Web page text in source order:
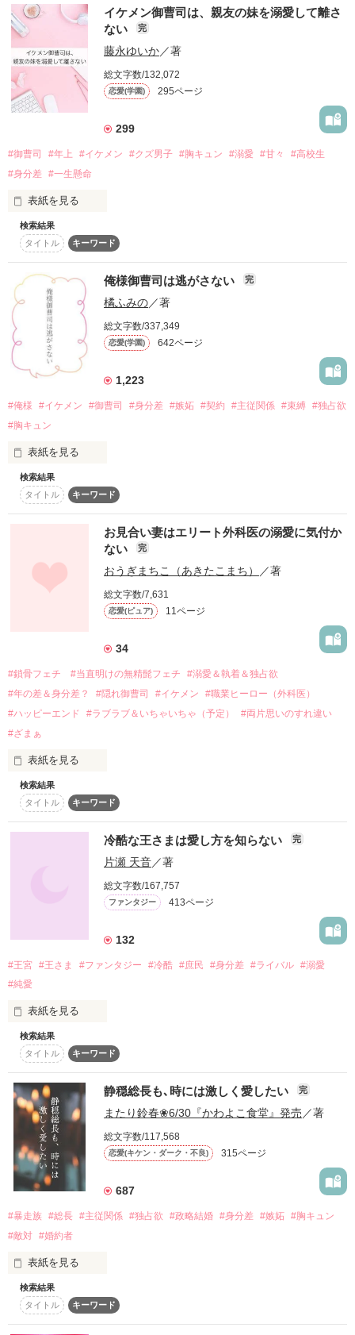
それとも、愛──？
「藍くん……っ、私を壊して……」
「……あー、もう無理」
糖度高めな溺愛ラブ ➳♡
:
＊
⋆⸜ 2024年07月25日　書籍化 ⸝‍⋆
いつも有難うございます！
すべてを呑み込むほどの暗く深い闇色に包まれた瞳から目を逸
らせない。
「───だから早く、おれに溺れろ」
その言葉に心が揺れ動かされた時。
何も映していないようで本当は誰よりも
純粋なその漆黒に
執筆終了𓆸12月13日
(続編も公開中です♡)
素敵なレビューありがとうございます！
夜月夜冷 さま
花芽みのり さま
青葉 さま
どうやら、私の思い違いだったみたいです
♡ ••┈┈┈┈┈┈┈┈•• ♡
春風 翠 -Sui Harukaze-
×
インテリジェンスな聡明総長
蘭 紫呉 -Sigure Araragi-
♡ ••┈┈┈┈┈┈┈┈•• ♡
｢約束を破ったら…？そうですねぇ…
一生俺以外見れないように、
たっぷり可愛がってあげましょう｣
言葉遣いは丁寧なのに、言うことがまるで普通じゃなくて
｢あぁ…あの忌々しい組ならとうに潰しておきましたから、ご
翠の周りにいる不穏分子は、
頭がとっても頭が良さそうに見えて
実は暴走族の総長なんてやってる
｢…っ、いくらなんでも、可愛いがすぎますよ。
なのに、絶え間なく何度も｢可愛い｣って言ってきたりするのは
｢“ココ”にいる意味…ですか。
翠はそれを知ってどうするつもりです？
…俺から離れていくつもりだったら、尚のこと離さない。
この身を捨てでも、あなたを守ると誓ったんですから｣
誰か、私を引き止めてください
もう引き返せないところまで来ちゃっているのなら……
火事で突然家を失い、親とは連絡取れず
行く宛をなくした私を拾ったのは
ピンク髪のイケメンだった。
彼は疎遠になっていた年下の幼なじみ。
弟みたいにかわいがっていたけれど…？
「一日一回必ずキスして」
同居の条件は毎日キス！？
そんなこと言う子じゃなかったのに…！
୨୧┈┈┈┈┈┈┈┈┈┈┈┈┈┈┈┈୨୧
何事にも前向きな元お嬢様
千歳 綴(ﾁﾄｾ ﾂﾂﾞﾘ)
×
イジワルな学園トップクラスの御曹司
玖央 綺世(ｸｵｳ ｱﾔｾ)
୨୧┈┈┈┈┈┈┈┈┈┈┈┈┈┈┈┈୨୧
「つづ、俺も男だよ？」
「他の男なんか見るなよ」
「つづは俺だけのものだから」
再会した年下幼なじみとの
甘くて刺激的な主従逆転同居ラブ♡
表紙公開:2024/8/18
執筆:2024/8/19〜9/24
作品を読む
イケメン御曹司は、親友の妹を溺愛して離さ
ない
完
藤永ゆいか／著
総文字数/132,072
恋愛(学園) 295ページ
299
#御曹司 #年上 #イケメン #クズ男子 #胸キュン #溺愛 #甘々
#高校生
#身分差
#一生懸命
表紙を見る
「妹に変な虫がつかないように
虫除けになって欲しい」
始まりは、過保護な兄のこの一言。
兄の親友で、プレイボーイとして有名な
イケメン御曹司が
失恋したばかりの高校生
西森 依茉
年上のクズな御曹司
一堂 慧
わたしたちは１ヶ月限定の
偽の関係。
そのうえ、相手は女なら来る者拒まずの
本気になったらダメなのに。
「依茉、めちゃくちゃ可愛い」
たまにイジワルだけど
一堂くんは、とびきり甘くて優しくて。
「好きだよ」
「依茉の彼氏は、俺だろ？
他の奴のことなんか考えんなよ」
いつも、わたしを惑わせる。
「ねぇ、依茉。
早く俺のこと好きになって」
2024.01.06 開始
2024.03.16 完結
検索結果
タイトル
キーワード
俺様御曹司は逃がさない 完
橘ふみの／著
総文字数/337,349
恋愛(学園) 642ページ
1,223
#俺様 #イケメン #御曹司 #身分差 #嫉妬 #契約 #主従関係 #束縛
#独占欲
#胸キュン
表紙を見る
貧乏人のヒロインがある日
『九条財閥』の会長と出会って人生が一変する──！？
『家が貧乏でちょっと残念系美女な強気女子』が
『超お金持ちでクズな俺様イケメン御曹司』と
ガミガミ言い合いながら、いがみ合って
助けられたり、助けたりして
振り回され拗らせながらも時には甘くラブラブ(？)な二人の
とにかくドタバタ系ラブコメディ！
ごくごく平凡な生活……いや、平凡以下な生活を送っていた。
不満が無いと言えば嘘にはなるけど
そこそこ幸せに暮らしていた……はずなのに！！
あいつのせいでハチャメチャで非日常的な生活を送るはめに。
天下の天馬学園で『マスター』✕『サーバント』関係！？
いや、こんな生活は一切望んでないんですけど！？
「お前、俺から逃げられるとでも思ってんの？」
「あんたの女になんて、絶っっ対にならないから！！」
クソ貧乏でちょっと残念系美女な強気女子『七瀬舞』
───── 『俺様御曹司は逃がさない』
レビューありがとうございますෆ⸒⸒
◎公開日 2024.4.1　◎修正 7.13～
でも非公開にしておくのも申し訳ないので、Episode19から未
修正ですが再公開します！
作品を読む
検索結果
タイトル
キーワード
お見合い妻はエリート外科医の溺愛に気付か
ない
完
おうぎまちこ（あきたこまち） ／著
総文字数/7,631
恋愛(ピュア) 11ページ
34
#鎖骨フェチ #当直明けの無精髭フェチ
#溺愛＆執着＆独占欲
#年の差＆身分差？
#隠れ御曹司 #イケメン
#職業ヒーロー（外科医）
#ハッピーエンド
#ラブラブ＆いちゃいちゃ（予定）
#両片思いのすれ違い
#ざまぁ
表紙を見る
大学教授の父の命令でお見合いをすることになった、将来有
望な外科医・一臣と結婚することになった万葉。
一臣の熱烈なアプローチで結婚を決めた万葉。幸せの絶頂だ
った万葉だったけれど、結婚式のお色直しの際に、一臣の同僚
たちから衝撃的な発言を耳にしてしまう。噂の内容は、一臣が
女医の元恋人を捨てて、出世のために万葉と結婚したというも
ショックを受けた万葉は、一臣との初夜を避けて過ごしてい
た。何日も家に帰ってこない一臣の元へと忘れ物を届けに行く
――？
検索結果
タイトル
キーワード
冷酷な王さまは愛し方を知らない 完
片瀬 天音／著
総文字数/167,757
ファンタジー 413ページ
132
#王宮 #王さま #ファンタジー #冷酷 #庶民 #身分差 #ライバル #溺愛
#純愛
表紙を見る
若き国王
孤独の王さま。
冷酷な王がおさめる国イリア王国
戦の絶えないその国で
王さまは一人の少女と出会った
リズ
彼女と出会った王様は
検索結果
タイトル
キーワード
静穏総長も､時には激しく愛したい 完
またり鈴春❀6/30『かわよこ食堂』発売／著
総文字数/117,568
恋愛(キケン・ダーク・不良) 315ページ
687
#暴走族 #総長 #主従関係 #独占欲 #政略結婚 #身分差 #嫉妬 #胸キュン
#敵対 #婚約者
表紙を見る
暴走族の間でまことしやかに
楽しまれているランキングがある
検索結果
タイトル
キーワード